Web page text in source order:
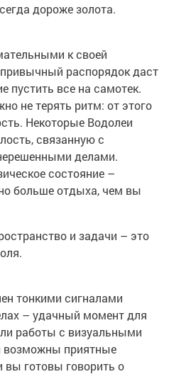
дороже золота.
к своей
распорядок даст
пустить все на самотек.
не терять ритм: от этого
Некоторые Водолеи
связанную с
делами.
состояние –
больше отдыха, чем вы
и задачи – это
тонкими сигналами
– удачный момент для
работы с визуальными
возможны приятные
вы готовы говорить о